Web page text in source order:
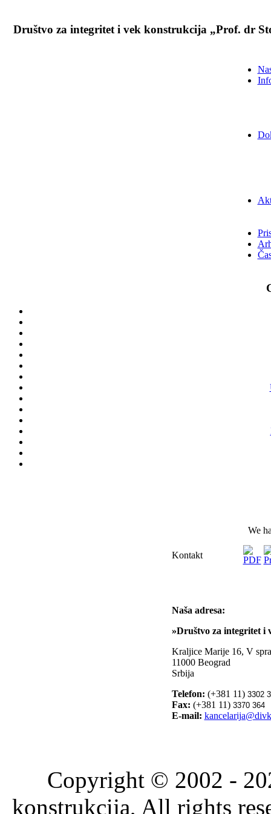
Društvo za integritet i vek konstrukcija „Prof. dr
We
Kontakt
Naša adresa:
»Društvo za integritet i
Kraljice Marije 16, V
11000 Beograd
Srbija
Telefon: (+381 11) 3302
Fax: (+381 11) 3370 364
E-mail:
Copyright © 2002 -
konstrukcija, All rights